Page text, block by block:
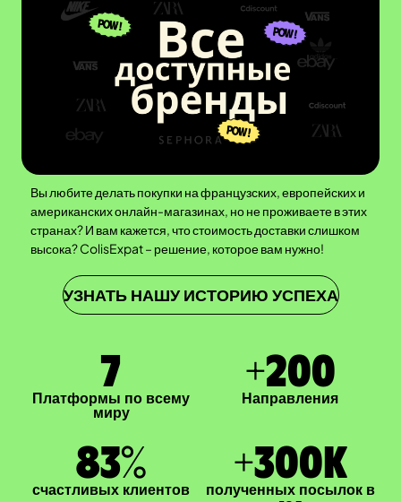
Вы любите делать покупки на французских, европейских и
американских онлайн-магазинах, но не проживаете в этих
странах? И вам кажется, что стоимость доставки слишком
высока? ColisExpat – решение, которое вам нужно!
УЗНАТЬ НАШУ ИСТОРИЮ УСПЕХА
7
Платформы по всему
миру
+200
Направления
83%
счастливых клиентов
+300K
полученных посылок в